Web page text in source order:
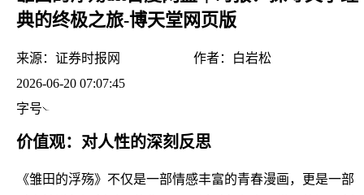
典的终极之旅-博天堂网页版
来源： 证券时报网 作者：
白岩松
2026-06-20 07:07:45
字号
价值观：对人性的深刻反思
《雏田的浮殇》不仅是一部情感丰富的青春漫画，更是一部